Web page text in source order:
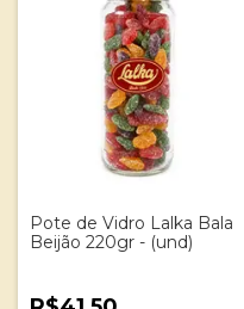
Pote de Vidro Lalka Bala
Beijão 220gr - (und)